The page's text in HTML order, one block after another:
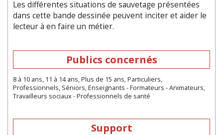
Les différentes situations de sauvetage présentées
dans cette bande dessinée peuvent inciter et aider le
lecteur à en faire un métier.
Publics concernés
8 à 10 ans, 11 à 14 ans, Plus de 15 ans, Particuliers,
Professionnels, Séniors, Enseignants - Formateurs - Animateurs,
Travailleurs sociaux - Professionnels de santé
Support